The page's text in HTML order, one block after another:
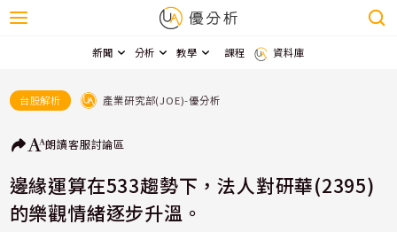
新聞 分析 教學 課程 資料庫
台股解析 產業研究部(JOE)-優分析
朗讀客服討論區
邊緣運算在533趨勢下，法人對研華(2395)
的樂觀情緒逐步升溫。